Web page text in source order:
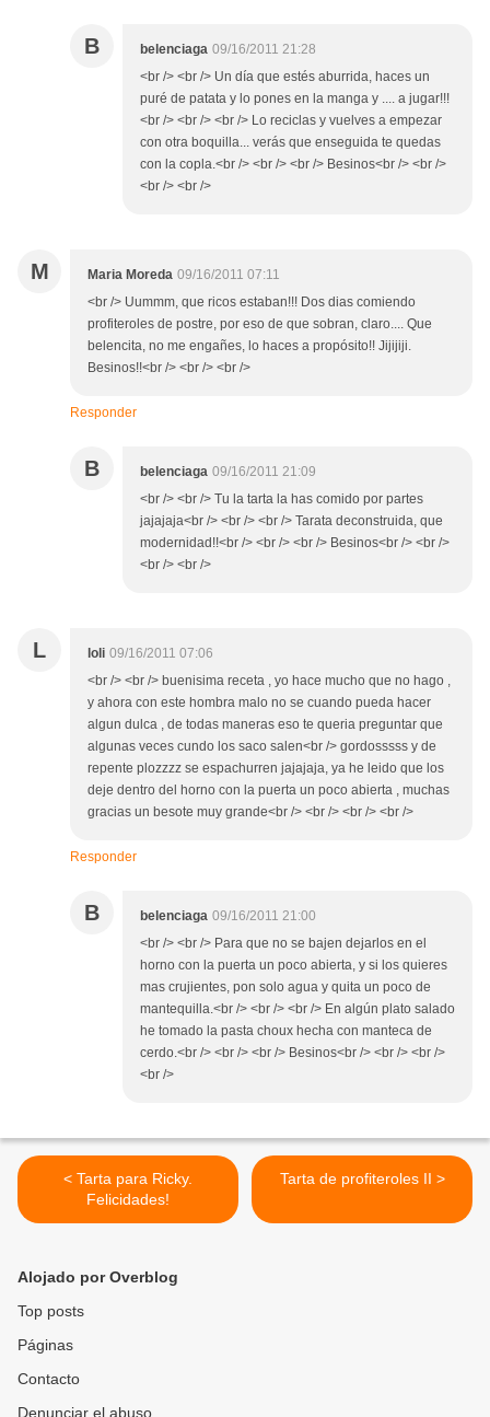
B belenciaga 09/16/2011 21:28
<br /> <br /> Un día que estés aburrida, haces un
puré de patata y lo pones en la manga y .... a jugar!!!
<br /> <br /> <br /> Lo reciclas y vuelves a empezar
con otra boquilla... verás que enseguida te quedas
con la copla.<br /> <br /> <br /> Besinos<br /> <br />
<br /> <br />
M Maria Moreda 09/16/2011 07:11
<br /> Uummm, que ricos estaban!!! Dos dias comiendo
profiteroles de postre, por eso de que sobran, claro.... Que
belencita, no me engañes, lo haces a propósito!! Jijijiji.
Besinos!!<br /> <br /> <br />
Responder
B belenciaga 09/16/2011 21:09
<br /> <br /> Tu la tarta la has comido por partes
jajajaja<br /> <br /> <br /> Tarata deconstruida, que
modernidad!!<br /> <br /> <br /> Besinos<br /> <br />
<br /> <br />
L loli 09/16/2011 07:06
<br /> <br /> buenisima receta , yo hace mucho que no hago ,
y ahora con este hombra malo no se cuando pueda hacer
algun dulca , de todas maneras eso te queria preguntar que
algunas veces cundo los saco salen<br /> gordosssss y de
repente plozzzz se espachurren jajajaja, ya he leido que los
deje dentro del horno con la puerta un poco abierta , muchas
gracias un besote muy grande<br /> <br /> <br /> <br />
Responder
B belenciaga 09/16/2011 21:00
<br /> <br /> Para que no se bajen dejarlos en el
horno con la puerta un poco abierta, y si los quieres
mas crujientes, pon solo agua y quita un poco de
mantequilla.<br /> <br /> <br /> En algún plato salado
he tomado la pasta choux hecha con manteca de
cerdo.<br /> <br /> <br /> Besinos<br /> <br /> <br />
<br />
< Tarta para Ricky.
Felicidades!
Tarta de profiteroles II >
Alojado por Overblog
Top posts
Páginas
Contacto
Denunciar el abuso